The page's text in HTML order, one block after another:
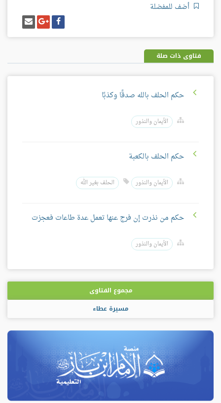
أضف للمفضلة
شارك
على
فيسبوك
شارك
على
غوغل
بلس
إرسل
إيميل
فتاوى ذات صلة
حكم الحلف بالله صدقًا وكذبًا
الأيمان والنذور
حكم الحلف بالكعبة
الأيمان والنذور الحلف بغير الله
حكم من نذرت إن فرج عنها تعمل عدة طاعات فعجزت
الأيمان والنذور
مجموع الفتاوى
مسيرة عطاء